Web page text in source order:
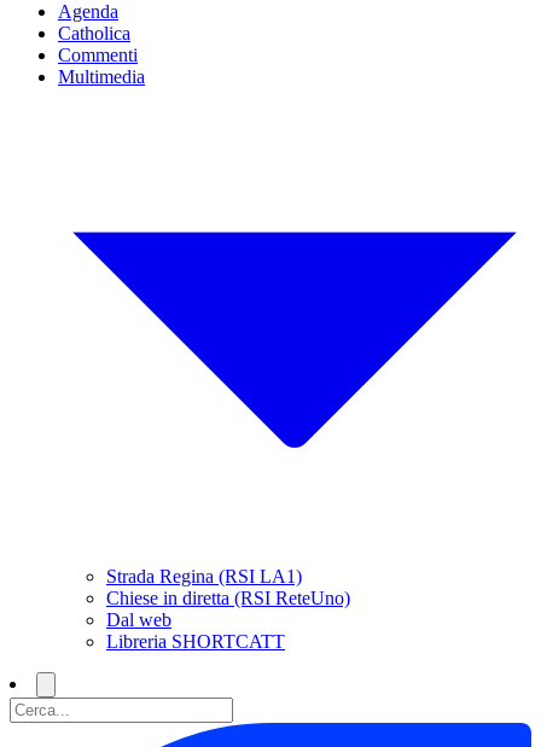
Agenda
Catholica
Commenti
Multimedia
Strada Regina (RSI LA1)
Chiese in diretta (RSI ReteUno)
Dal web
Libreria SHORTCATT